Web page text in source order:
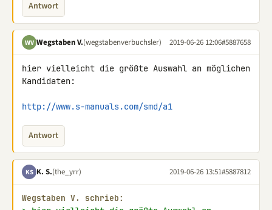
Antwort
WV Wegstaben V.(wegstabenverbuchsler) 2019-06-26 12:06#5887658
hier vielleicht die größte Auswahl an möglichen
Kandidaten:
http://www.s-manuals.com/smd/a1
Antwort
KS K. S.(the_yrr) 2019-06-26 13:51#5887812
Wegstaben V. schrieb: